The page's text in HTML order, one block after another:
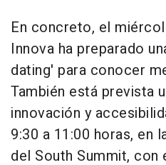
En concreto, el
Innova ha preparado
dating' para conocer
También está prevista
innovación y
9:30 a 11:00 horas, en
del South Summit, con